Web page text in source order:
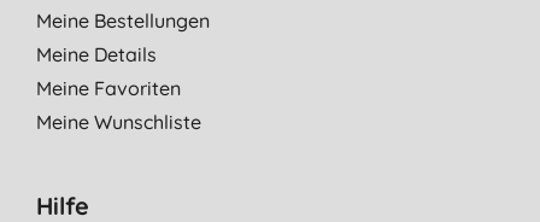
Meine Bestellungen
Meine Details
Meine Favoriten
Meine Wunschliste
Hilfe